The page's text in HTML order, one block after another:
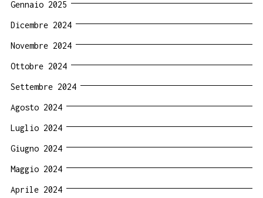
Gennaio 2025
Dicembre 2024
Novembre 2024
Ottobre 2024
Settembre 2024
Agosto 2024
Luglio 2024
Giugno 2024
Maggio 2024
Aprile 2024